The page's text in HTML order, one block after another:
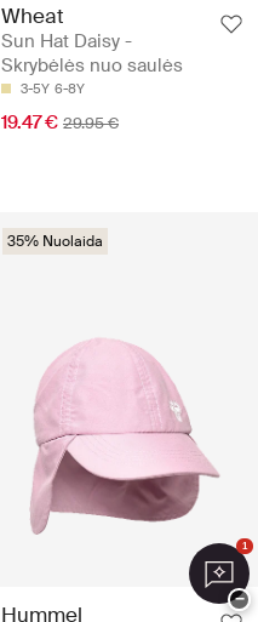
Wheat
Sun Hat Daisy -
Skrybėlės nuo saulės
3-5Y 6-8Y
19.47 € 29.95 €
35% Nuolaida
Hummel
1
−